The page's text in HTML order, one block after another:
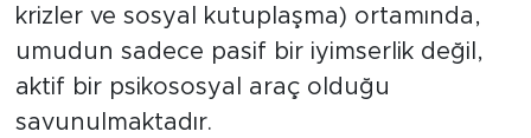
krizler ve sosyal kutuplaşma) ortamında,
umudun sadece pasif bir iyimserlik değil,
aktif bir psikososyal araç olduğu
savunulmaktadır.
KÜLTÜR SANAT
YAŞAM